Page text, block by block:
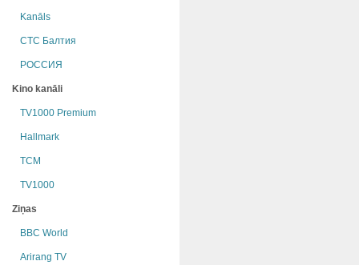
Kanāls
СТС Балтия
РОССИЯ
Kino kanāli
TV1000 Premium
Hallmark
TCM
TV1000
Ziņas
BBC World
Arirang TV